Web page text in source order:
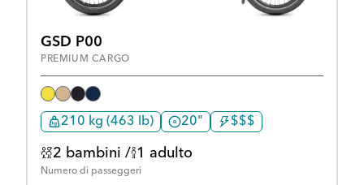
GSD P00
PREMIUM CARGO
210 kg (463 lb) 20" $$$
2 bambini / 1 adulto
Numero di passeggeri